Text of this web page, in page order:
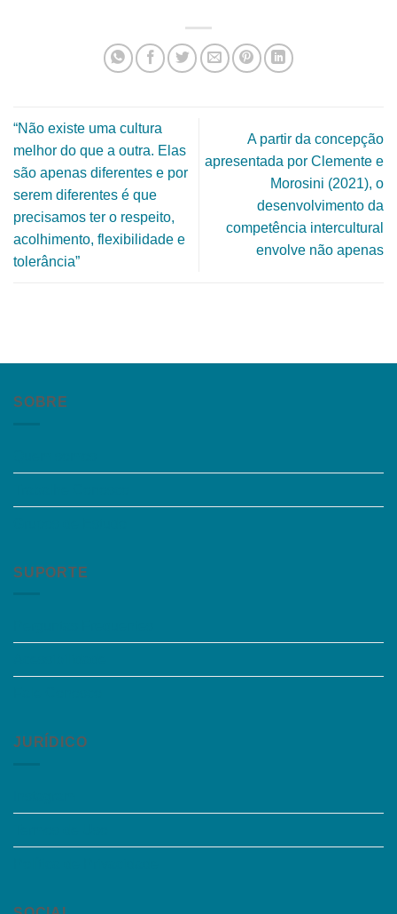
“Não existe uma cultura
melhor do que a outra. Elas
são apenas diferentes e por
serem diferentes é que
precisamos ter o respeito,
acolhimento, flexibilidade e
tolerância”
A partir da concepção
apresentada por Clemente e
Morosini (2021), o
desenvolvimento da
competência intercultural
envolve não apenas
SOBRE
SUPORTE
JURÍDICO